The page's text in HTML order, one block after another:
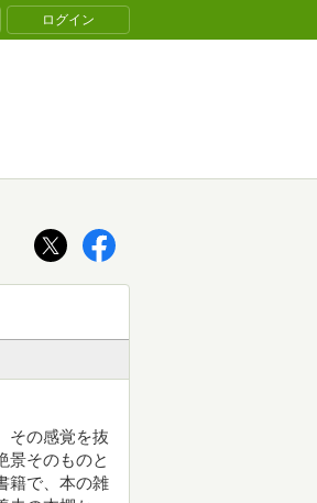
ログイン
その感覚を抜
景そのものと
籍で、本の雑